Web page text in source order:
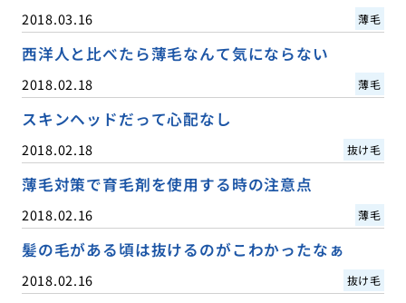
2018.03.16 薄毛
西洋人と比べたら薄毛なんて気にならない
2018.02.18 薄毛
スキンヘッドだって心配なし
2018.02.18 抜け毛
薄毛対策で育毛剤を使用する時の注意点
2018.02.16 薄毛
髪の毛がある頃は抜けるのがこわかったなぁ
2018.02.16 抜け毛